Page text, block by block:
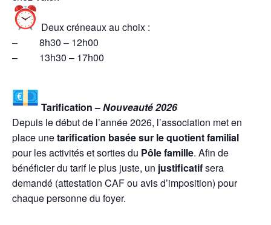
Deux créneaux au choix :
– 8h30 – 12h00
– 13h30 – 17h00
Tarification –Nouveauté 2026
Depuis le début de l’année 2026, l’association met en
place unetarification basée sur le quotient familial
pour les activités et sorties du Pôle famille. Afin de
bénéficier du tarif le plus juste, un justificatifsera
demandé (attestation CAF ou avis d’imposition) pour
chaque personne du foyer.